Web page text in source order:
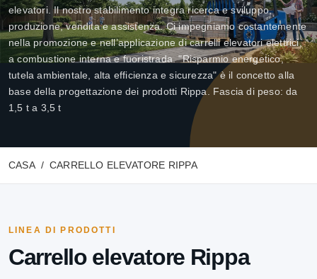
elevatori. Il nostro stabilimento integra ricerca e sviluppo,
produzione, vendita e assistenza. Ci impegniamo costantemente
nella promozione e nell’applicazione di carrelli elevatori elettrici,
a combustione interna e fuoristrada. "Risparmio energetico,
tutela ambientale, alta efficienza e sicurezza" è il concetto alla
base della progettazione dei prodotti Rippa. Fascia di peso: da
1,5 t a 3,5 t
CASA CARRELLO ELEVATORE RIPPA
LINEA DI PRODOTTI
Carrello elevatore Rippa